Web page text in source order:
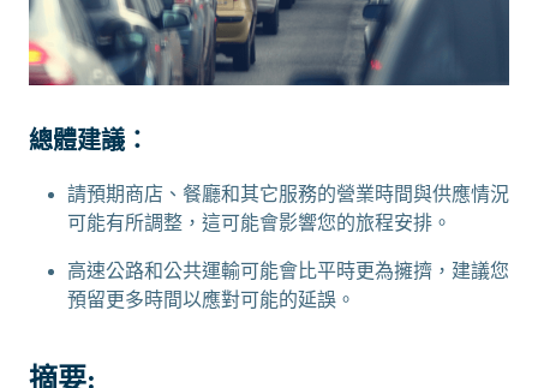
總體建議：
請預期商店、餐廳和其它服務的營業時間與供應情況
可能有所調整，這可能會影響您的旅程安排。
高速公路和公共運輸可能會比平時更為擁擠，建議您
預留更多時間以應對可能的延誤。
摘要: